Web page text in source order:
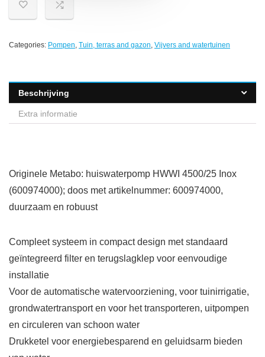
Categories: Pompen, Tuin, terras and gazon, Vijvers and watertuinen
Beschrijving
Extra informatie
Originele Metabo: huiswaterpomp HWWI 4500/25 Inox
(600974000); doos met artikelnummer: 600974000,
duurzaam en robuust
Compleet systeem in compact design met standaard
geïntegreerd filter en terugslagklep voor eenvoudige
installatie
Voor de automatische watervoorziening, voor tuinirrigatie,
grondwatertransport en voor het transporteren, uitpompen
en circuleren van schoon water
Drukketel voor energiebesparend en geluidsarm bieden